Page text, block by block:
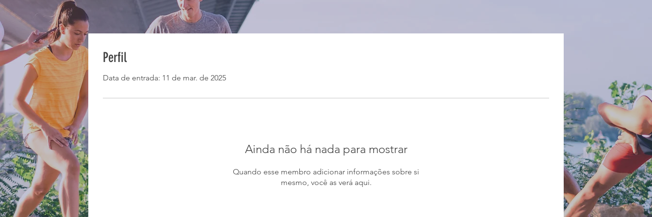
Perfil
Data de entrada: 11 de mar. de 2025
Ainda não há nada para mostrar
Quando esse membro adicionar informações sobre si
mesmo, você as verá aqui.